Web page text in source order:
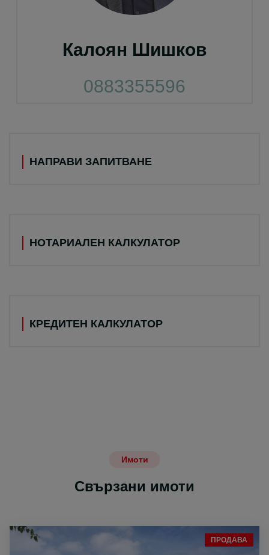
Калоян Шишков
0883355596
КРЕДИТЕН КАЛКУЛАТОР
НОТАРИАЛЕН КАЛКУЛАТОР
НАПРАВИ ЗАПИТВАНЕ
Имоти
Свързани имоти
ПРОДАВА